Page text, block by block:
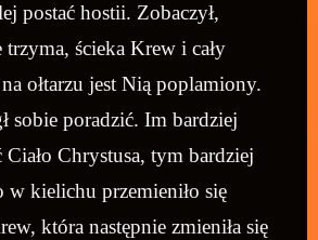
postać hostii. Zobaczył,
trzyma, ścieka Krew i cały
ołtarzu jest Nią poplamiony.
sobie poradzić. Im bardziej
Chrystusa, tym bardziej
w kielichu przemieniło się
która następnie zmieniła się